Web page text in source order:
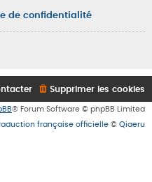
de confidentialité
Supprimer les cookies
® Forum Software © phpBB Limited
française officielle © Qiaeru